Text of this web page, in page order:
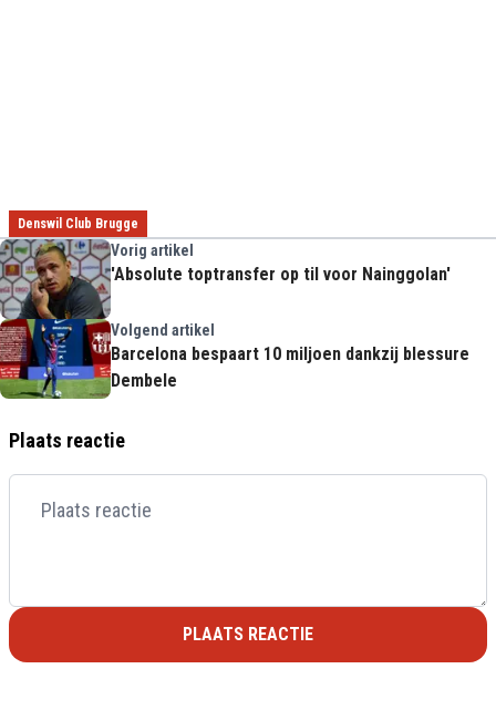
Denswil Club Brugge
Vorig artikel
'Absolute toptransfer op til voor Nainggolan'
Volgend artikel
Barcelona bespaart 10 miljoen dankzij blessure
Dembele
Plaats reactie
PLAATS REACTIE